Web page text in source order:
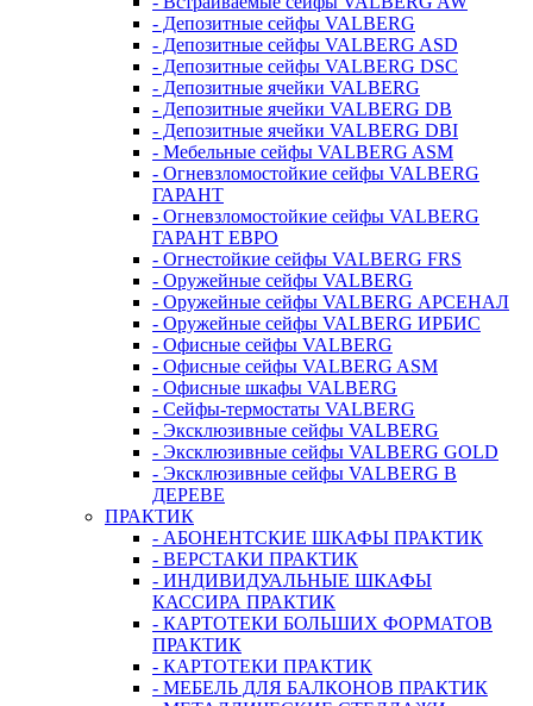
- Депозитные сейфы VALBERG
- Депозитные сейфы VALBERG ASD
- Депозитные сейфы VALBERG DSC
- Депозитные ячейки VALBERG
- Депозитные ячейки VALBERG DB
- Депозитные ячейки VALBERG DBI
- Мебельные сейфы VALBERG ASM
- Огневзломостойкие сейфы VALBERG
ГАРАНТ
- Огневзломостойкие сейфы VALBERG
ГАРАНТ ЕВРО
- Огнестойкие сейфы VALBERG FRS
- Оружейные сейфы VALBERG
- Оружейные сейфы VALBERG АРСЕНАЛ
- Оружейные сейфы VALBERG ИРБИС
- Офисные сейфы VALBERG
- Офисные сейфы VALBERG ASM
- Офисные шкафы VALBERG
- Сейфы-термостаты VALBERG
- Эксклюзивные сейфы VALBERG
- Эксклюзивные сейфы VALBERG GOLD
- Эксклюзивные сейфы VALBERG В
ДЕРЕВЕ
ПРАКТИК
- АБОНЕНТСКИЕ ШКАФЫ ПРАКТИК
- ВЕРСТАКИ ПРАКТИК
- ИНДИВИДУАЛЬНЫЕ ШКАФЫ
КАССИРА ПРАКТИК
- КАРТОТЕКИ БОЛЬШИХ ФОРМАТОВ
ПРАКТИК
- КАРТОТЕКИ ПРАКТИК
- МЕБЕЛЬ ДЛЯ БАЛКОНОВ ПРАКТИК